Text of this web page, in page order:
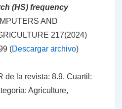
(HS) frequency
AND
217(2024)
(Descargar archivo)
de la revista: 8.9. Cuartil:
Agriculture,